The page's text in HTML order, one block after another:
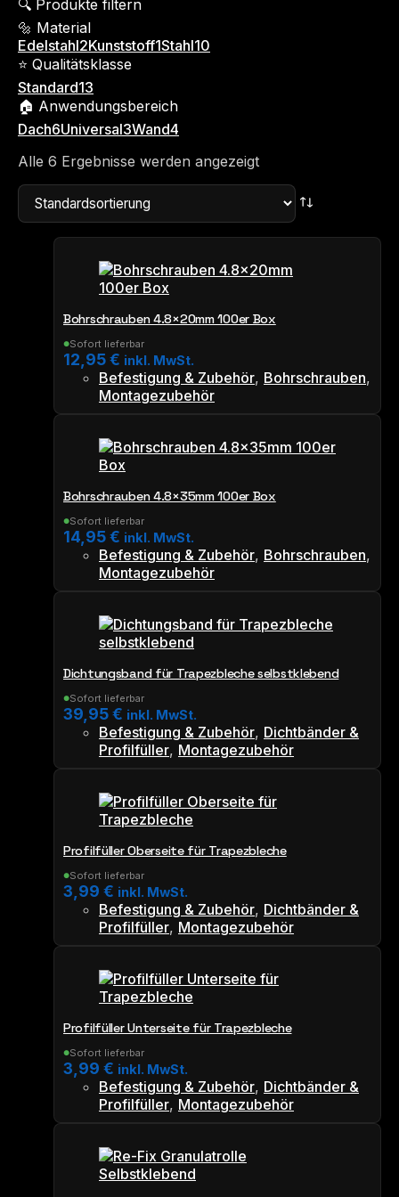
🔍 Produkte filtern
🔩 Material
Edelstahl2Kunststoff1Stahl10
⭐ Qualitätsklasse
Standard13
🏠 Anwendungsbereich
Dach6Universal3Wand4
Alle 6 Ergebnisse werden angezeigt
Bohrschrauben 4.8×20mm 100er Box
●Sofort lieferbar
12,95€ inkl. MwSt.
Befestigung & Zubehör, Bohrschrauben,
Montagezubehör
Bohrschrauben 4.8×35mm 100er Box
●Sofort lieferbar
14,95€ inkl. MwSt.
Befestigung & Zubehör, Bohrschrauben,
Montagezubehör
Dichtungsband für Trapezbleche selbstklebend
●Sofort lieferbar
39,95€ inkl. MwSt.
Befestigung & Zubehör, Dichtbänder &
Profilfüller, Montagezubehör
Profilfüller Oberseite für Trapezbleche
●Sofort lieferbar
3,99 € inkl. MwSt.
Befestigung & Zubehör, Dichtbänder &
Profilfüller, Montagezubehör
Profilfüller Unterseite für Trapezbleche
●Sofort lieferbar
3,99 € inkl. MwSt.
Befestigung & Zubehör, Dichtbänder &
Profilfüller, Montagezubehör